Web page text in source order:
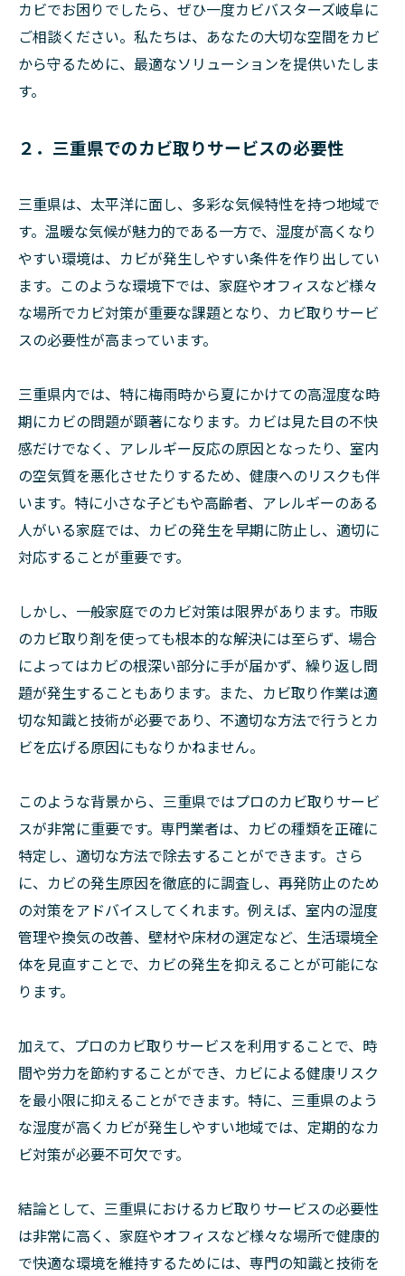
カビでお困りでしたら、ぜひ一度カビバスターズ岐阜に
ご相談ください。私たちは、あなたの大切な空間をカビ
から守るために、最適なソリューションを提供いたしま
す。
２．三重県でのカビ取りサービスの必要性
三重県は、太平洋に面し、多彩な気候特性を持つ地域で
す。温暖な気候が魅力的である一方で、湿度が高くなり
やすい環境は、カビが発生しやすい条件を作り出してい
ます。このような環境下では、家庭やオフィスなど様々
な場所でカビ対策が重要な課題となり、カビ取りサービ
スの必要性が高まっています。
三重県内では、特に梅雨時から夏にかけての高湿度な時
期にカビの問題が顕著になります。カビは見た目の不快
感だけでなく、アレルギー反応の原因となったり、室内
の空気質を悪化させたりするため、健康へのリスクも伴
います。特に小さな子どもや高齢者、アレルギーのある
人がいる家庭では、カビの発生を早期に防止し、適切に
対応することが重要です。
しかし、一般家庭でのカビ対策は限界があります。市販
のカビ取り剤を使っても根本的な解決には至らず、場合
によってはカビの根深い部分に手が届かず、繰り返し問
題が発生することもあります。また、カビ取り作業は適
切な知識と技術が必要であり、不適切な方法で行うとカ
ビを広げる原因にもなりかねません。
このような背景から、三重県ではプロのカビ取りサービ
スが非常に重要です。専門業者は、カビの種類を正確に
特定し、適切な方法で除去することができます。さら
に、カビの発生原因を徹底的に調査し、再発防止のため
の対策をアドバイスしてくれます。例えば、室内の湿度
管理や換気の改善、壁材や床材の選定など、生活環境全
体を見直すことで、カビの発生を抑えることが可能にな
ります。
加えて、プロのカビ取りサービスを利用することで、時
間や労力を節約することができ、カビによる健康リスク
を最小限に抑えることができます。特に、三重県のよう
な湿度が高くカビが発生しやすい地域では、定期的なカ
ビ対策が必要不可欠です。
結論として、三重県におけるカビ取りサービスの必要性
は非常に高く、家庭やオフィスなど様々な場所で健康的
で快適な環境を維持するためには、専門の知識と技術を